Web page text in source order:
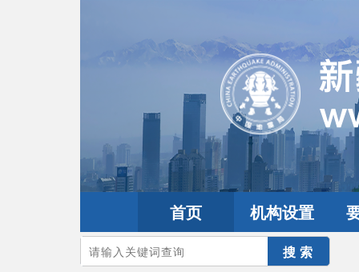
首页 机构设置
您的当前位置：首页>政务公开